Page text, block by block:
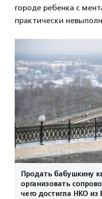
городе ребенка с
практически
Продать бабушкину
организовать
чего достигла НКО